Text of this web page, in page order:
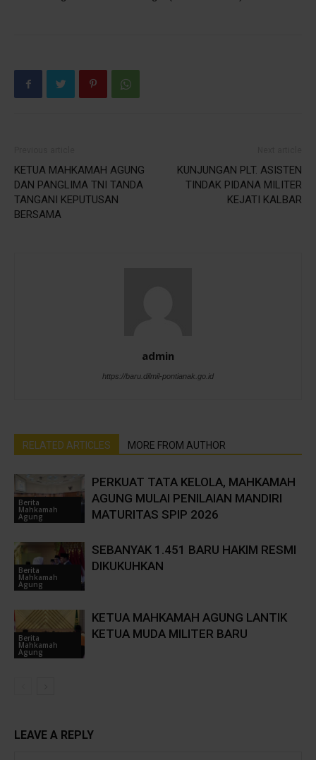
KETUA MAHKAMAH AGUNG
DAN PANGLIMA TNI TANDA
TANGANI KEPUTUSAN
BERSAMA
KUNJUNGAN PLT. ASISTEN
TINDAK PIDANA MILITER
KEJATI KALBAR
admin
https://baru.dilmil-pontianak.go.id
RELATED ARTICLES MORE FROM AUTHOR
Berita
Mahkamah
Agung
PERKUAT TATA KELOLA, MAHKAMAH
AGUNG MULAI PENILAIAN MANDIRI
MATURITAS SPIP 2026
Berita
Mahkamah
Agung
SEBANYAK 1.451 BARU HAKIM RESMI
DIKUKUHKAN
Berita
Mahkamah
Agung
KETUA MAHKAMAH AGUNG LANTIK
KETUA MUDA MILITER BARU
LEAVE A REPLY